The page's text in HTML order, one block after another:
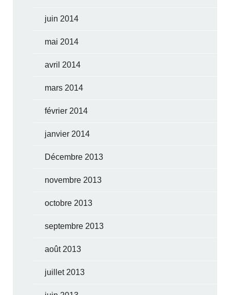
juin 2014
mai 2014
avril 2014
mars 2014
février 2014
janvier 2014
Décembre 2013
novembre 2013
octobre 2013
septembre 2013
août 2013
juillet 2013